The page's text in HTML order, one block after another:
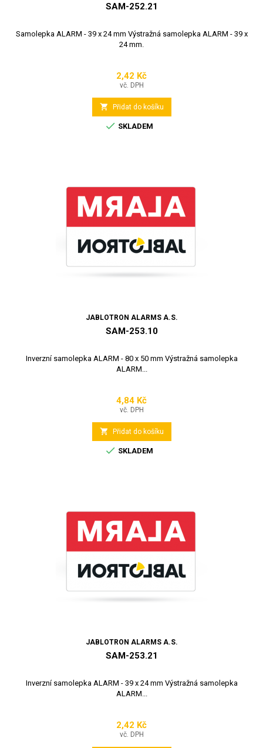
SAM-252.21
Samolepka ALARM - 39 x 24 mm Výstražná samolepka ALARM - 39 x
24 mm.
Cena
2,42 Kč
vč. DPH
 Přidat do košíku
 SKLADEM
JABLOTRON ALARMS A.S.
SAM-253.10
Inverzní samolepka ALARM - 80 x 50 mm Výstražná samolepka
ALARM...
Cena
4,84 Kč
vč. DPH
 Přidat do košíku
 SKLADEM
JABLOTRON ALARMS A.S.
SAM-253.21
Inverzní samolepka ALARM - 39 x 24 mm Výstražná samolepka
ALARM...
Cena
2,42 Kč
vč. DPH